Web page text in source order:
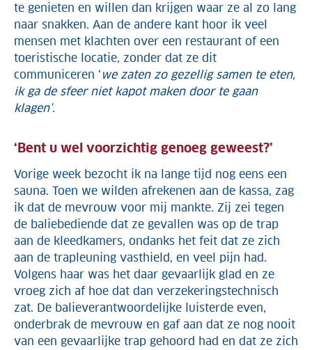
te genieten en willen dan krijgen waar ze al zo lang
naar snakken. Aan de andere kant hoor ik veel
mensen met klachten over een restaurant of een
toeristische locatie, zonder dat ze dit
communiceren ‘we zaten zo gezellig samen te eten,
ik ga de sfeer niet kapot maken door te gaan
klagen’.
‘Bent u wel voorzichtig genoeg geweest?’
Vorige week bezocht ik na lange tijd nog eens een
sauna. Toen we wilden afrekenen aan de kassa, zag
ik dat de mevrouw voor mij mankte. Zij zei tegen
de baliebediende dat ze gevallen was op de trap
aan de kleedkamers, ondanks het feit dat ze zich
aan de trapleuning vasthield, en veel pijn had.
Volgens haar was het daar gevaarlijk glad en ze
vroeg zich af hoe dat dan verzekeringstechnisch
zat. De balieverantwoordelijke luisterde even,
onderbrak de mevrouw en gaf aan dat ze nog nooit
van een gevaarlijke trap gehoord had en dat ze zich